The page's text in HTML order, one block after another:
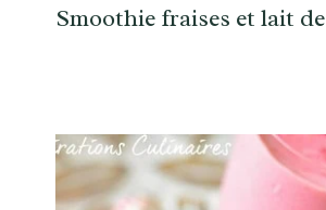
Smoothie fraises et lait